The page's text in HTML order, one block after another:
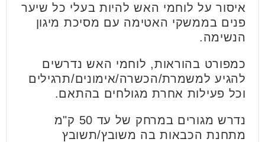
איסור על לוחמי האש להיות בעלי כל שיער
פנים בממשקי האטימה עם מסיכת מיגון
הנשימה.
כמפורט בהוראות, לוחמי האש נדרשים
להגיע למשמרת/הכשרה/אימונים/תרגילים
וכל פעילות אחרת מגולחים בהתאם.
נדרש מגורים במרחק של עד 50 ק"מ
מתחנת הכבאות בה משובץ/תשובץ